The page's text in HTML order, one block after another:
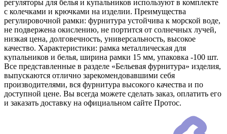
регуляторы для белья и купальников используют в комплекте
с колечками и крючками на изделии. Преимущества
регулировочной рамки: фурнитура устойчива к морской воде,
не подвержена окислению, не портится от солнечных лучей,
низкая цена, долговечность, универсальность, высокое
качество. Характеристики: рамка металлическая для
купальников и белья, ширина рамки 15 мм, упаковка -100 шт.
Все представленные в разделе «Бельевая фурнитура» изделия,
выпускаются отлично зарекомендовавшими себя
производителями, вся фурнитура высокого качества и по
доступной цене. Вы всегда можете сделать заказ, оплатить его
и заказать доставку на официальном сайте Протос.